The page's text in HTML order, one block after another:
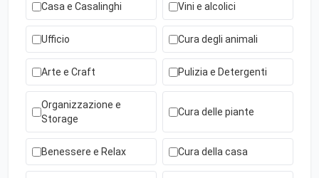
Casa e Casalinghi Vini e alcolici
Ufficio Cura degli animali
Arte e Craft Pulizia e Detergenti
Organizzazione e
Storage
Cura delle piante
Benessere e Relax Cura della casa